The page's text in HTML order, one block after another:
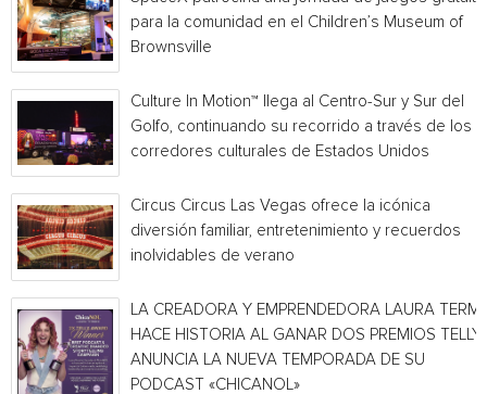
para la comunidad en el Children’s Museum of
Brownsville
Culture In Motion™ llega al Centro-Sur y Sur del
Golfo, continuando su recorrido a través de los
corredores culturales de Estados Unidos
Circus Circus Las Vegas ofrece la icónica
diversión familiar, entretenimiento y recuerdos
inolvidables de verano
LA CREADORA Y EMPRENDEDORA LAURA
HACE HISTORIA AL GANAR DOS PREMIOS TELLY
ANUNCIA LA NUEVA TEMPORADA DE SU
PODCAST «CHICANOL»